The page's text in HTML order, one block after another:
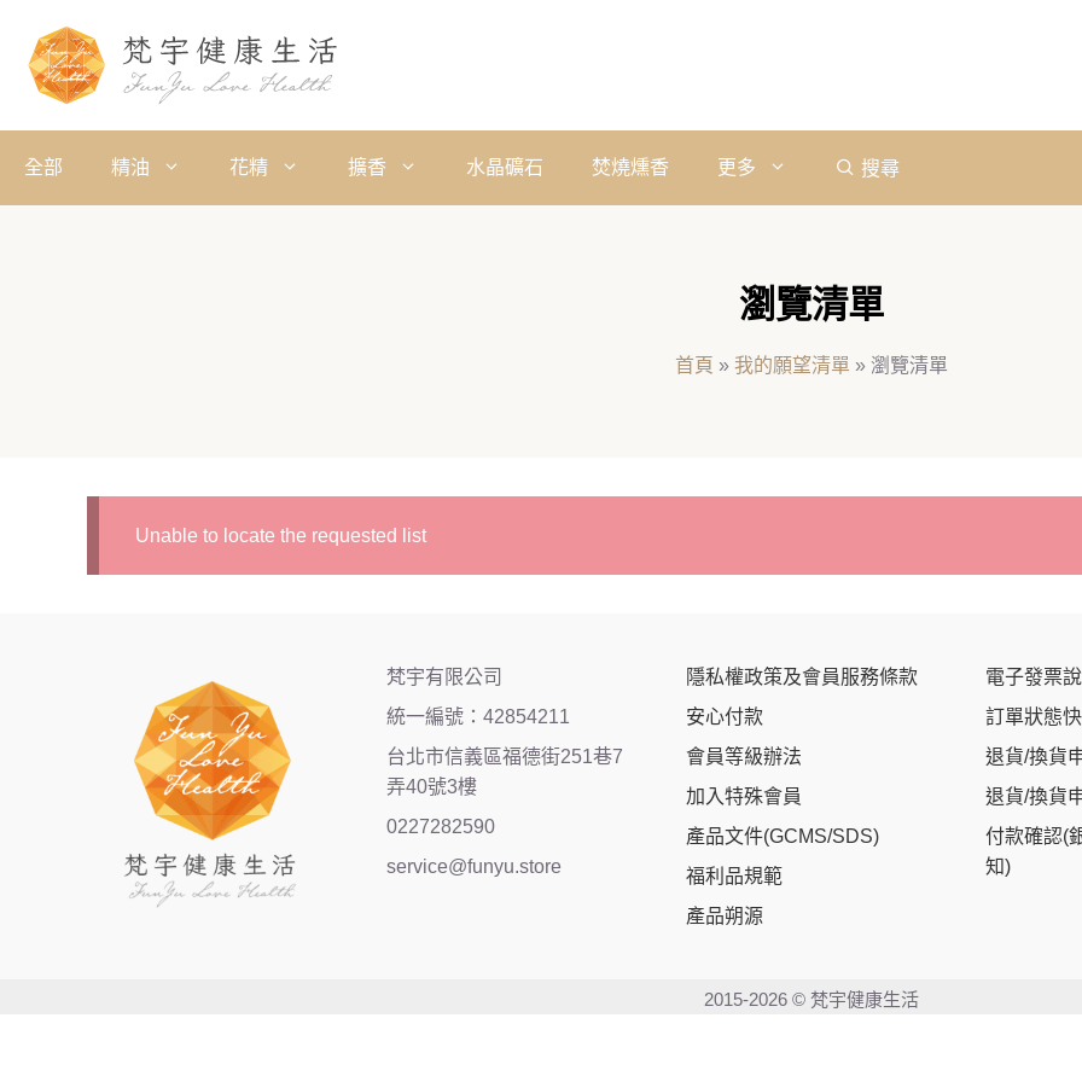
全部 精油 花精 擴香 水晶礦石 焚燒燻香 更多 搜尋
瀏覽清單
首頁 » 我的願望清單 » 瀏覽清單
Unable to locate the requested list
梵宇有限公司
統一編號：42854211
台北市信義區福德街251巷7
弄40號3樓
0227282590
service@funyu.store
隱私權政策及會員服務條款
安心付款
會員等級辦法
加入特殊會員
產品文件(GCMS/SDS)
福利品規範
產品朔源
電子發票
訂單狀態
退貨/換貨
退貨/換貨
付款確認(
知)
2015-2026 © 梵宇健康生活